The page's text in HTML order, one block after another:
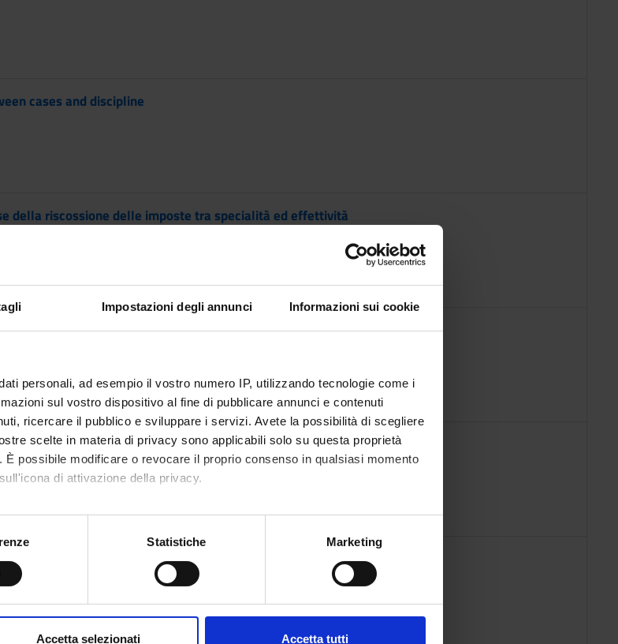
Impostazioni degli annunci Informazioni sui cookie
personali, ad esempio il vostro numero IP, utilizzando tecnologie come i
sul vostro dispositivo al fine di pubblicare annunci e contenuti
ricercare il pubblico e sviluppare i servizi. Avete la possibilità di scegliere
scelte in materia di privacy sono applicabili solo su questa proprietà
possibile modificare o revocare il proprio consenso in qualsiasi momento
di attivazione della privacy.
geografica, con un'approssimazione di qualche metro,
momento dalla Dichiarazione sui cookie.
Statistiche Marketing
Accetta selezionati Accetta tutti
cases and discipline
della riscossione delle imposte tra specialità ed effettività
dell'impresa
nei contratti di credito ai consumatori
con il sistema di IA